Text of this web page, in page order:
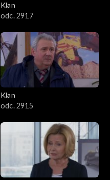
Klan
odc. 2917
Klan
odc. 2915